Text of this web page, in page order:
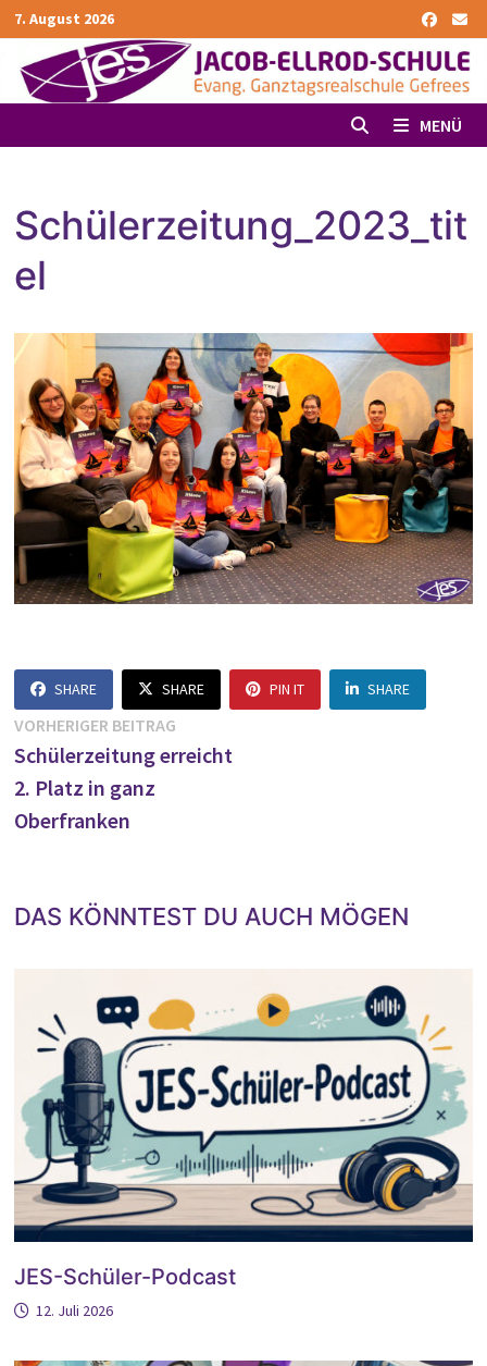
Zurück
zum
Inhalt
7. August 2026
MENÜ
Schülerzeitung_2023_tit
el
SHARE SHARE PIN IT SHARE
Beitragsnavigation
VORHERIGER BEITRAGVorheriger
Beitrag:
Schülerzeitung erreicht
2. Platz in ganz
Oberfranken
DAS KÖNNTEST DU AUCH MÖGEN
JES-Schüler-Podcast
12. Juli 2026